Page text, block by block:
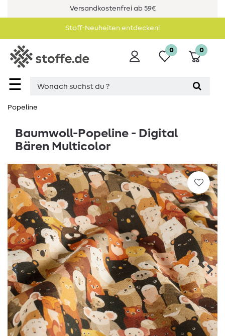
Versandkostenfrei ab 59€
Stoff-Neuheiten entdecken!
☰
0 0
Popeline
Baumwoll-Popeline - Digital
Bären Multicolor